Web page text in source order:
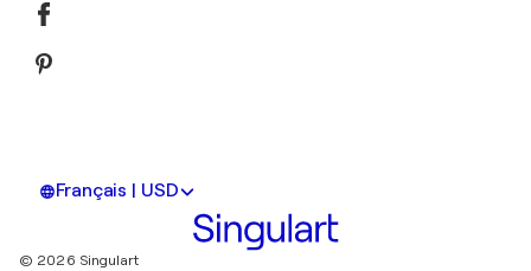
Français | USD
© 2026 Singulart